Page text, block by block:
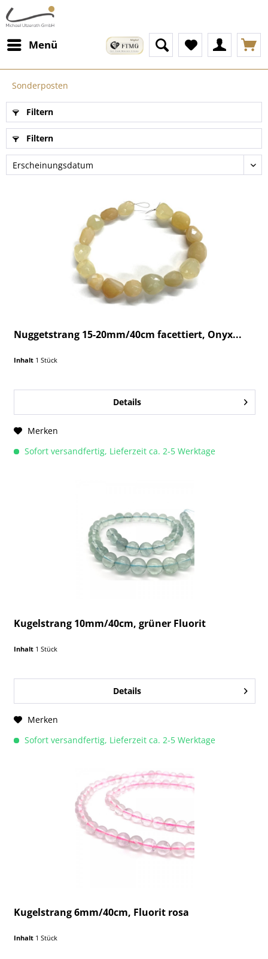
Menü
Sonderposten
Filtern
Filtern
Nuggetstrang 15-20mm/40cm facettiert, Onyx...
Inhalt 1 Stück
Details
Merken
Sofort versandfertig, Lieferzeit ca. 2-5 Werktage
Kugelstrang 10mm/40cm, grüner Fluorit
Inhalt 1 Stück
Details
Merken
Sofort versandfertig, Lieferzeit ca. 2-5 Werktage
Kugelstrang 6mm/40cm, Fluorit rosa
Inhalt 1 Stück